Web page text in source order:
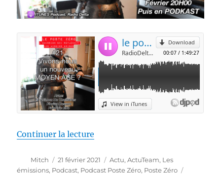
Continuer la lecture
Auteur
Mitch
Publié
le
21 février 2021 Catégories
Actu,ActuTeam, Les
émissions, Podcast, Podcast Poste Zéro, Poste Zéro